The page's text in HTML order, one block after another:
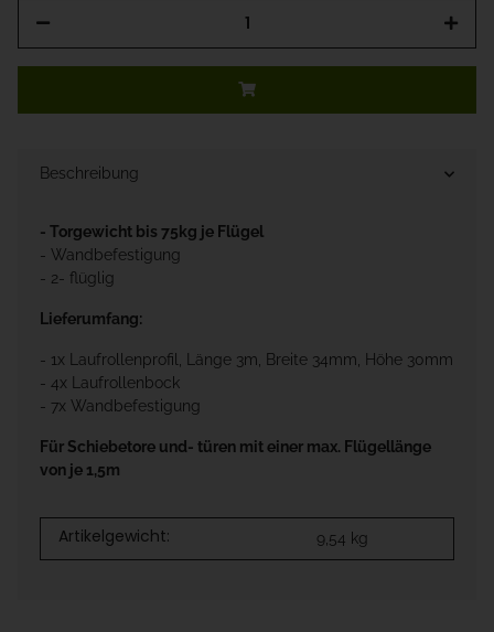
Beschreibung
- Torgewicht bis 75kg je Flügel
- Wandbefestigung
- 2- flüglig
Lieferumfang:
- 1x Laufrollenprofil, Länge 3m, Breite 34mm, Höhe 30mm
- 4x Laufrollenbock
- 7x Wandbefestigung
Für Schiebetore und- türen mit einer max. Flügellänge
von je 1,5m
Artikelgewicht: 9,54 kg